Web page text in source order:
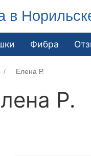
в
Фибра
Елена Р.
Р.